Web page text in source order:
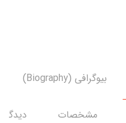
بیوگرافی (Biography)
مشخصات